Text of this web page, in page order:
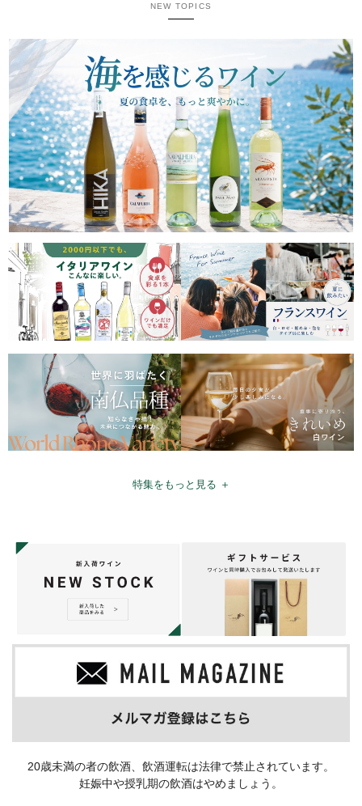
NEW TOPICS
特集をもっと見る ＋
20歳未満の者の飲酒、飲酒運転は法律で禁止されています。
妊娠中や授乳期の飲酒はやめましょう。